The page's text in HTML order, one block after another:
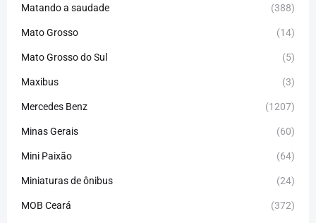
Matando a saudade (388)
Mato Grosso (14)
Mato Grosso do Sul (5)
Maxibus (3)
Mercedes Benz (1207)
Minas Gerais (60)
Mini Paixão (64)
Miniaturas de ônibus (24)
MOB Ceará (372)